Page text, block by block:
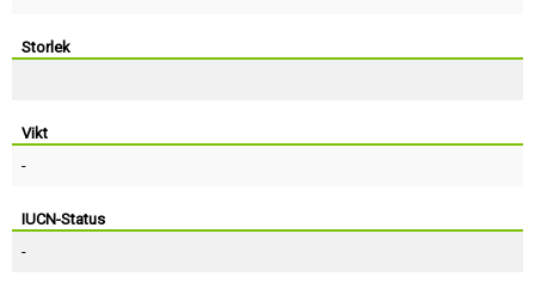
Storlek
Vikt
-
IUCN-Status
-